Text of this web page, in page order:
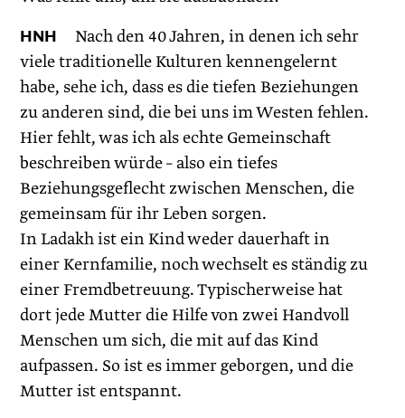
HNH Nach den 40 Jahren, in denen ich sehr
viele traditionelle Kulturen kennengelernt
habe, sehe ich, dass es die tiefen Beziehungen
zu anderen sind, die bei uns im Westen fehlen.
Hier fehlt, was ich als echte Gemeinschaft
beschreiben würde – also ein tiefes
Beziehungsgeflecht zwischen Menschen, die
gemeinsam für ihr Leben sorgen.
In Ladakh ist ein Kind weder dauerhaft in
einer Kernfamilie, noch wechselt es ständig zu
einer Fremdbetreuung. Typischerweise hat
dort jede Mutter die Hilfe von zwei Handvoll
Menschen um sich, die mit auf das Kind
aufpassen. So ist es immer geborgen, und die
Mutter ist entspannt.